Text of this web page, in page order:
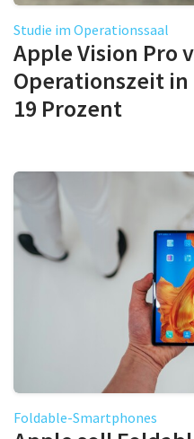
Studie im Operationssaal
Apple Vision Pro
Operationszeit
19 Prozent
Foldable-Smartphones